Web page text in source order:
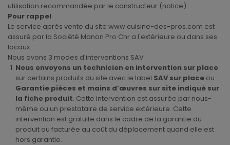
utilisation recommandée par le constructeur.(notice).
Pour rappel
Le service après vente du site www.cuisine-des-pros.com est
assuré par la Société Manon Pro Chr a l'extérieure ou dans ses
locaux.
Nous avons 3 modes d'interventions SAV :
Nous envoyons un technicien en intervention sur place
sur certains produits du site avec le label SAV sur place ou
Garantie pièces et mains d’œuvres sur site indiqué sur
la fiche produit. Cette intervention est assurée par nous-
même ou un prestataire de service extérieure. Cette
intervention est gratuite dans le cadre de la garantie du
produit ou facturée au coût du déplacement quand elle est
hors garantie.